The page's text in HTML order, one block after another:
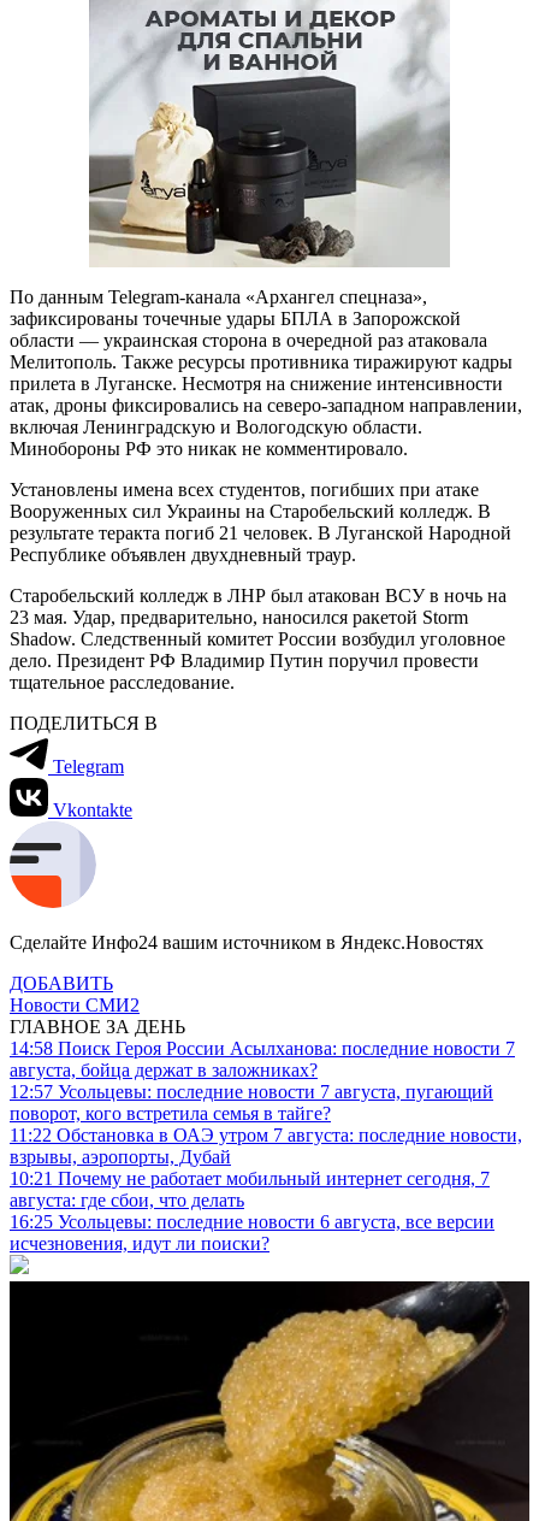
По данным Telegram-канала «Архангел спецназа»,
зафиксированы точечные удары БПЛА в Запорожской
области — украинская сторона в очередной раз атаковала
Мелитополь. Также ресурсы противника тиражируют кадры
прилета в Луганске. Несмотря на снижение интенсивности
атак, дроны фиксировались на северо-западном направлении,
включая Ленинградскую и Вологодскую области.
Минобороны РФ это никак не комментировало.
Установлены имена всех студентов, погибших при атаке
Вооруженных сил Украины на Старобельский колледж. В
результате теракта погиб 21 человек. В Луганской Народной
Республике объявлен двухдневный траур.
Старобельский колледж в ЛНР был атакован ВСУ в ночь на
23 мая. Удар, предварительно, наносился ракетой Storm
Shadow. Следственный комитет России возбудил уголовное
дело. Президент РФ Владимир Путин поручил провести
тщательное расследование.
ПОДЕЛИТЬСЯ В
Telegram
Vkontakte
Сделайте Инфо24 вашим источником в Яндекс.Новостях
ДОБАВИТЬ
Новости СМИ2
ГЛАВНОЕ ЗА ДЕНЬ
14:58 Поиск Героя России Асылханова: последние новости 7
августа, бойца держат в заложниках?
12:57 Усольцевы: последние новости 7 августа, пугающий
поворот, кого встретила семья в тайге?
11:22 Обстановка в ОАЭ утром 7 августа: последние новости,
взрывы, аэропорты, Дубай
10:21 Почему не работает мобильный интернет сегодня, 7
августа: где сбои, что делать
16:25 Усольцевы: последние новости 6 августа, все версии
исчезновения, идут ли поиски?